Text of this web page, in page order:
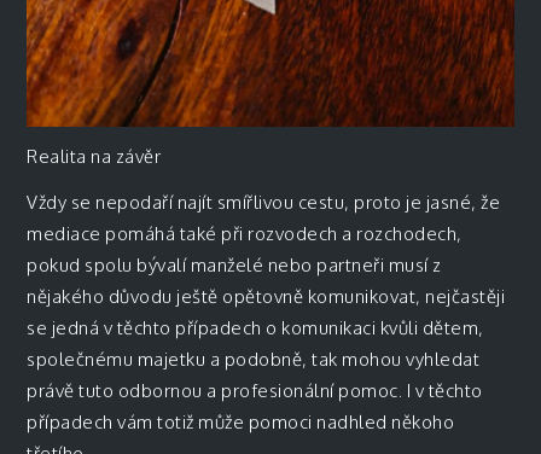
Realita na závěr
Vždy se nepodaří najít smířlivou cestu, proto je jasné, že
mediace pomáhá také při rozvodech a rozchodech,
pokud spolu bývalí manželé nebo partneři musí z
nějakého důvodu ještě opětovně komunikovat, nejčastěji
se jedná v těchto případech o komunikaci kvůli dětem,
společnému majetku a podobně, tak mohou vyhledat
právě tuto odbornou a profesionální pomoc. I v těchto
případech vám totiž může pomoci nadhled někoho